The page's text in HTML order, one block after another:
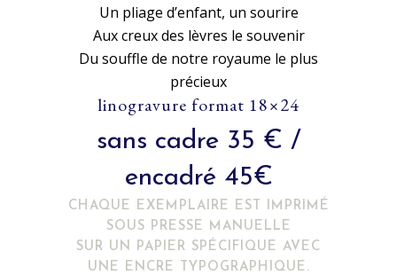
Un pliage d’enfant, un sourire
Aux creux des lèvres le souvenir
Du souffle de notre royaume le plus
précieux
linogravure format 18×24
sans cadre 35 € /
encadré 45€
CHAQUE EXEMPLAIRE EST IMPRIMÉ
SOUS PRESSE MANUELLE
SUR UN PAPIER SPÉCIFIQUE AVEC
UNE ENCRE TYPOGRAPHIQUE.